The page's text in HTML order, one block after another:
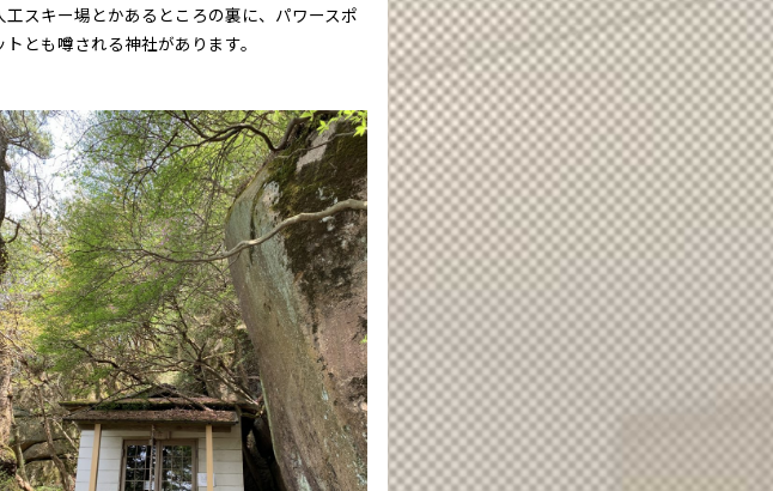
工スキー場とかあるところの裏に、パワースポ
トとも噂される神社があります。